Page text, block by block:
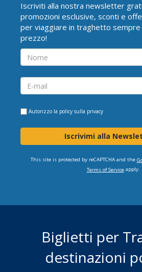
Iscriviti alla nostra newsletter
promozioni esclusive, sconti e
per viaggiare in traghetto sempre
prezzo!
Autorizzo la policy sulla privacy
Iscrivimi alla
This site is protected by reCAPTCHA and the
Terms of Serviceapply.
Biglietti per
destinazioni